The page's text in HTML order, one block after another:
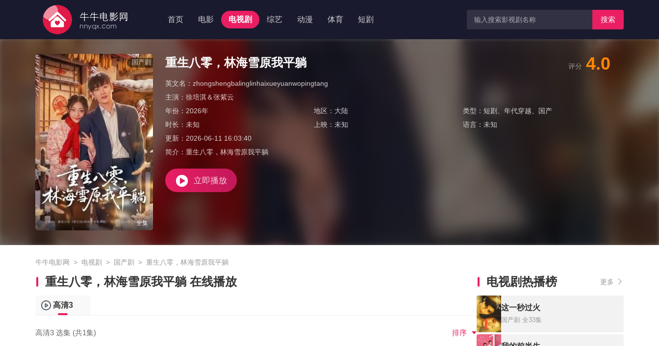
首页 电影 电视剧 综艺 动漫 体育 短剧 搜索
国产剧
全集
重生八零，林海雪原我平躺
英文名： zhongshengbalinglinhaixueyuanwopingtang
主演： 徐培淇＆张紫云
年份： 2026年 地区： 大陆 类型： 短剧 年代穿越
国产
时长： 未知 上映：未知 语言： 未知
更新： 2026-06-11 16:03:40
简介： 重生八零，林海雪原我平躺
评分 4.0
立即播放
牛牛电影网 > 电视剧 > 国产剧 > 重生八零，林海雪原我平躺
重生八零，林海雪原我平躺 在线播放
高清3
高清3 选集 (共1集) 排序
电视剧热播榜 更多
1
这一秒过火
国产剧 全33集